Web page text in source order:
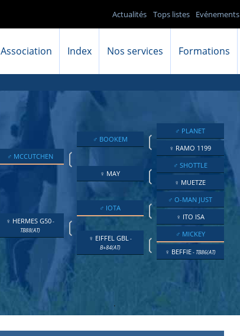
Evénements
Tops listes
Actualités
Association Index Nos services Formations
♂ MCCUTCHEN ❲
♂ BOOKEM ❲
♂ PLANET
♀ RAMO 1199
♀ MAY ❲
♂ SHOTTLE
♀ MUETZE
♀ HERMES G50-
TB88(AT)
❲
♂ IOTA ❲
♂ O-MAN JUST
♀ ITO ISA
♀ EIFFEL GBL-
B+84(AT)
❲
♂ MICKEY
♀ BEFFIE- TB86(AT)
.